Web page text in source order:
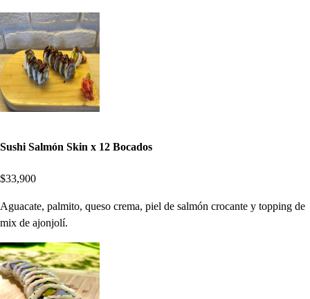
Sushi Salmón Skin x 12 Bocados
$33,900
Aguacate, palmito, queso crema, piel de salmón crocante y topping de
mix de ajonjolí.